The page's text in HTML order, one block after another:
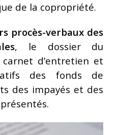
de la copropriété.
procès-verbaux des
, le dossier du
d’entretien et
des fonds de
des impayés et des